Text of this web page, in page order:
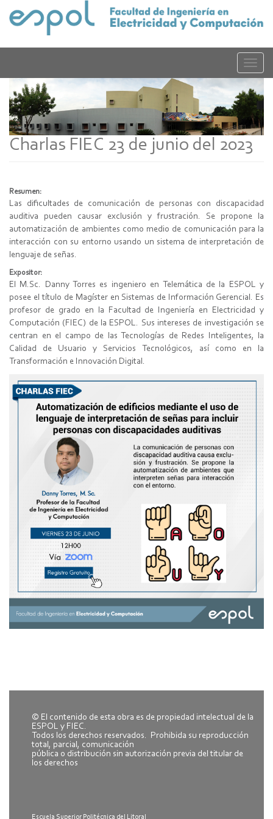
contenido
Toggle
Charlas FIEC 23 de junio del 2023
Resumen:
Las dificultades de comunicación de personas con discapacidad
auditiva pueden causar exclusión y frustración. Se propone la
automatización de ambientes como medio de comunicación para la
interacción con su entorno usando un sistema de interpretación de
lenguaje de señas.
Expositor:
El M.Sc. Danny Torres es ingeniero en Telemática de la ESPOL y
posee el título de Magíster en Sistemas de Información Gerencial. Es
profesor de grado en la Facultad de Ingeniería en Electricidad y
Computación (FIEC) de la ESPOL. Sus intereses de investigación se
centran en el campo de las Tecnologías de Redes Inteligentes, la
Calidad de Usuario y Servicios Tecnológicos, así como en la
Transformación e Innovación Digital.
© El contenido de esta obra es de propiedad intelectual de la
ESPOL y FIEC.
Todos los derechos reservados. Prohibida su reproducción
total, parcial, comunicación
pública o distribución sin autorización previa del titular de
los derechos
Escuela Superior Politécnica del Litoral